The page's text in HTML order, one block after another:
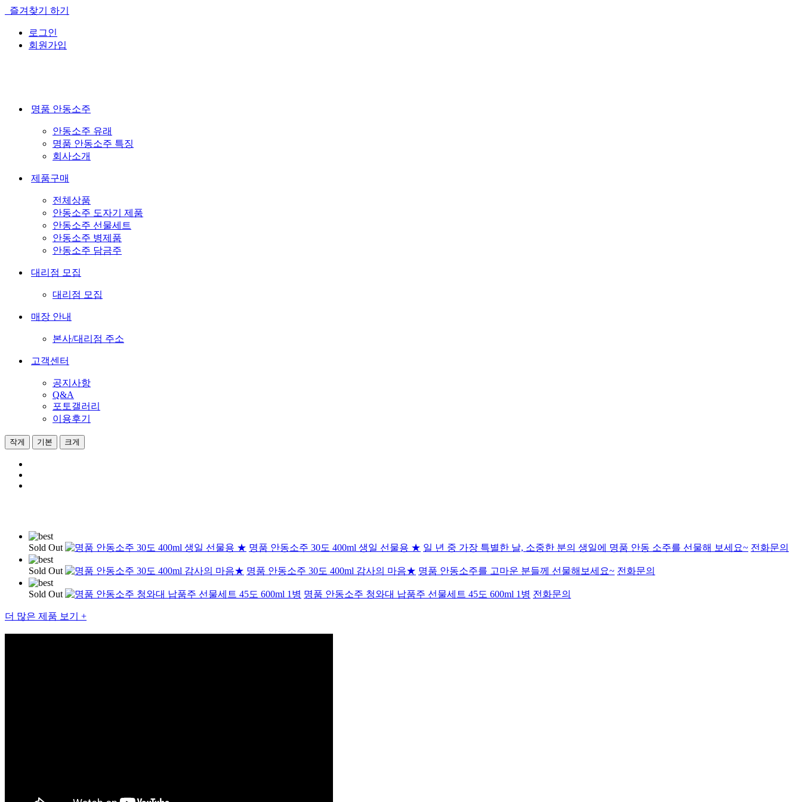
즐겨찾기 하기
로그인
회원가입
명품 안동소주
안동소주 유래
명품 안동소주 특징
회사소개
제품구매
전체상품
안동소주 도자기 제품
안동소주 선물세트
안동소주 병제품
안동소주 담금주
대리점 모집
대리점 모집
매장 안내
본사/대리점 주소
고객센터
공지사항
Q&A
포토갤러리
이용후기
작게 기본 크게
Sold Out 명품 안동소주 30도 400ml 생일 선물용 ★ 일 년 중 가장 특별한 날, 소중한 분의 생일에 명품 안동 소주를 선물해 보세요~ 전화문의
Sold Out 명품 안동소주 30도 400ml 감사의 마음★ 명품 안동소주를 고마운 분들께 선물해보세요~ 전화문의
Sold Out 명품 안동소주 청와대 납품주 선물세트 45도 600ml 1병 전화문의
더 많은 제품 보기 +